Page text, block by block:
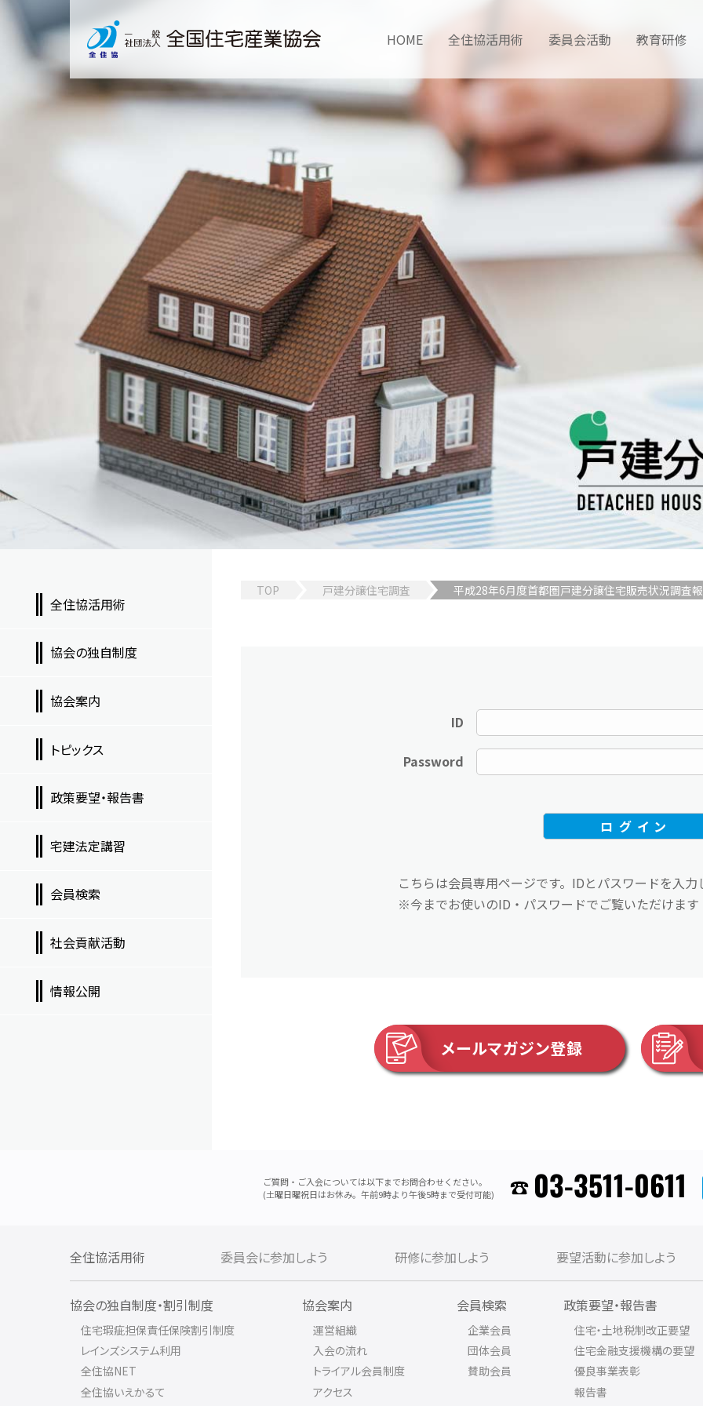
HOME 全住協活用術 委員会活動 教育研修
TOP 戸建分譲住宅調査 平成28年6月度首都圏戸建分譲住宅販売状況調査
ID
Password
こちらは会員専用ページです。IDとパスワードを入
※今までお使いのID・パスワードでご覧いただけます
メールマガジン登録
全住協活用術
協会の独自制度
協会案内
トピックス
政策要望・報告書
宅建法定講習
会員検索
社会貢献活動
情報公開
ご質問・ご入会については以下までお問合わせください。
(土曜日曜祝日はお休み。午前9時より午後5時まで受付可能)
03-3511-0611
全住協活用術 委員会に参加しよう 研修に参加しよう 要望活動に参加しよう
協会の独自制度・割引制度
住宅瑕疵担保責任保険割引制度
レインズシステム利用
全住協NET
全住協いえかるて
協会案内
運営組織
入会の流れ
トライアル会員制度
アクセス
会員検索
企業会員
団体会員
賛助会員
政策要望・報告書
住宅・土地税制改正要望
住宅金融支援機構の要望
優良事業表彰
報告書